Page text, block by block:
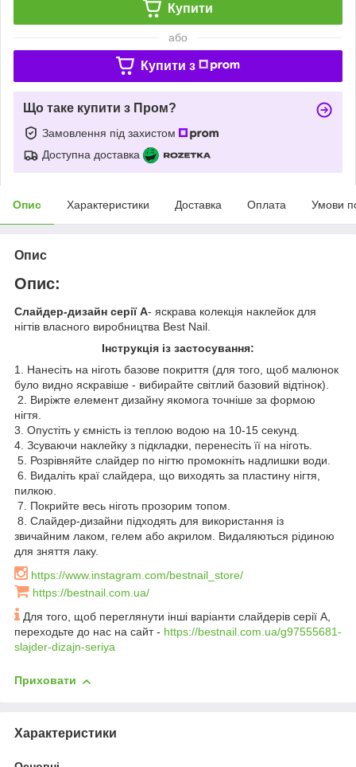
Купити
або
Купити з
Що таке купити з Пром?
Замовлення під захистом
Доступна доставка
Опис Характеристики Доставка Оплата Умови
Опис
Опис:
Слайдер-дизайн серії A- яскрава колекція наклейок для
нігтів власного виробництва Best Nail.
Інструкція із застосування:
1. Нанесіть на ніготь базове покриття (для того, щоб малюнок
було видно яскравіше - вибирайте світлий базовий відтінок).
2. Виріжте елемент дизайну якомога точніше за формою
нігтя.
3. Опустіть у ємність із теплою водою на 10-15 секунд.
4. Зсуваючи наклейку з підкладки, перенесіть її на ніготь.
5. Розрівняйте слайдер по нігтю промокніть надлишки води.
6. Видаліть краї слайдера, що виходять за пластину нігтя,
пилкою.
7. Покрийте весь ніготь прозорим топом.
8. Слайдер-дизайни підходять для використання із
звичайним лаком, гелем або акрилом. Видаляються рідиною
для зняття лаку.
https://www.instagram.com/bestnail_store/
https://bestnail.com.ua/
Для того, щоб переглянути інші варіанти слайдерів серії А,
переходьте до нас на сайт - https://bestnail.com.ua/g97555681-
slajder-dizajn-seriya
Приховати
Характеристики